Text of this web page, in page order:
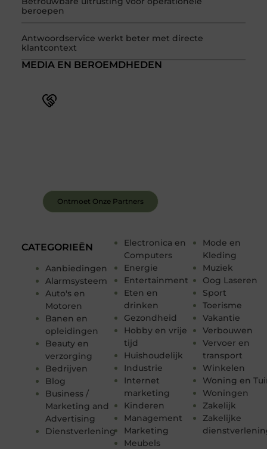
beroepen
Antwoordservice werkt beter met directe
klantcontext
CATEGORIEËN
Aanbiedingen
Alarmsysteem
Auto's en
Motoren
Banen en
opleidingen
Beauty en
verzorging
Bedrijven
Blog
Business /
Marketing and
Advertising
Dienstverlening
Electronica en
Computers
Energie
Entertainment
Eten en
drinken
Gezondheid
Hobby en vrije
tijd
Huishoudelijk
Industrie
Internet
marketing
Kinderen
Management
Marketing
Meubels
Mode en
Kleding
Muziek
Oog Laseren
Sport
Toerisme
Vakantie
Verbouwen
Vervoer en
transport
Winkelen
Woning en
Woningen
Zakelijk
Zakelijke
MEDIA EN BEROEMDHEDEN
Ontmoet Onze Partners